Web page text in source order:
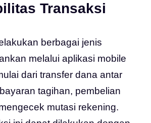
Transaksi
berbagai jenis
melalui aplikasi mobile
dari transfer dana antar
tagihan, pembelian
mutasi rekening.